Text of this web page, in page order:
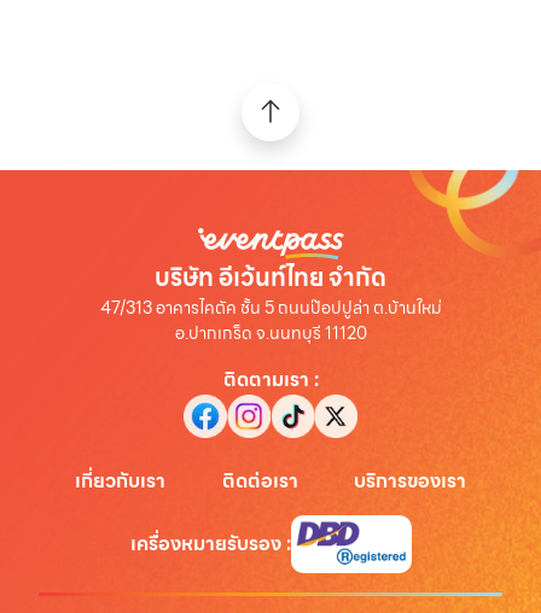
บริษัท อีเว้นท์ไทย จำกัด
47/313 อาคารไคตัค ชั้น 5 ถนนป๊อปปูล่า ต.บ้านใหม่
อ.ปากเกร็ด จ.นนทบุรี 11120
ติดตามเรา :
เกี่ยวกับเรา ติดต่อเรา บริการของเรา
เครื่องหมายรับรอง: